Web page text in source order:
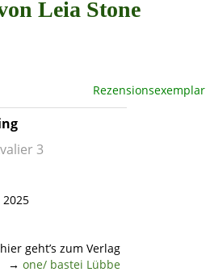
Leia Stone
Rezensionsexemplar
3
hier geht’s zum Verlag
→ one/ bastei Lübbe